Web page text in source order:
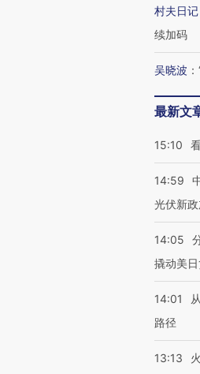
村夫日记
续加码
吴晓波 ：
最新文
15:10
14:59
光伏新
14:05
撬动美
14:01
路径
13:13